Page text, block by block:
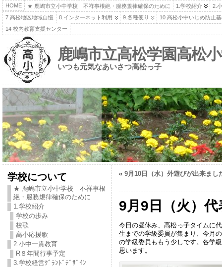
HOME ★ 鹿嶋市立小中学校 不祥事根絶・服務規律確保のために 1.学校紹介
2.
7.高松地区地域自慢
8.インターネット利用 9.各種便り
10.高松小中いじめ防止
14 校内教育支援センター
鹿嶋市立高松学園高松
いつも元気なあいさつ高松っ子
学校について
★ 鹿嶋市立小中学校 不祥事根
絶・服務規律確保のために
1.学校紹介
学校の歩み
校歌
高小応援歌
2.小中一貫教育
R８年間行事予定
3.学校経営ｸﾞﾗﾝﾄﾞﾃﾞｻﾞｲﾝ
« 9月10日（水）外遊びが出来まし
9月9日（火）代
今日の昼休み、高松っ子タイムに
生までの学級委員が集まり、今月
の学級委員ももう少しです。各学
思います。